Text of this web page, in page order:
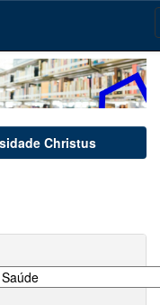
Christus